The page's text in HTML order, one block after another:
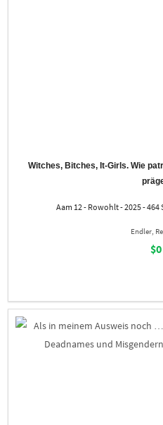
Witches, Bitches, It-Girls. Wie
Aam 12 - Rowohlt - 2025 - 464
Endler,
$0